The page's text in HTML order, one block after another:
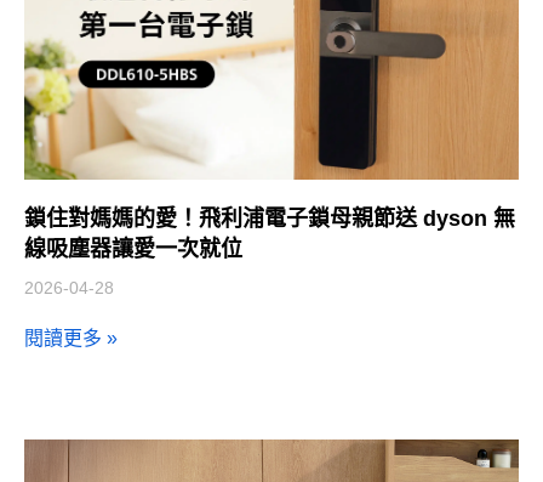
鎖住對媽媽的愛！飛利浦電子鎖母親節送 dyson 無
線吸塵器讓愛一次就位
2026-04-28
閱讀更多 »